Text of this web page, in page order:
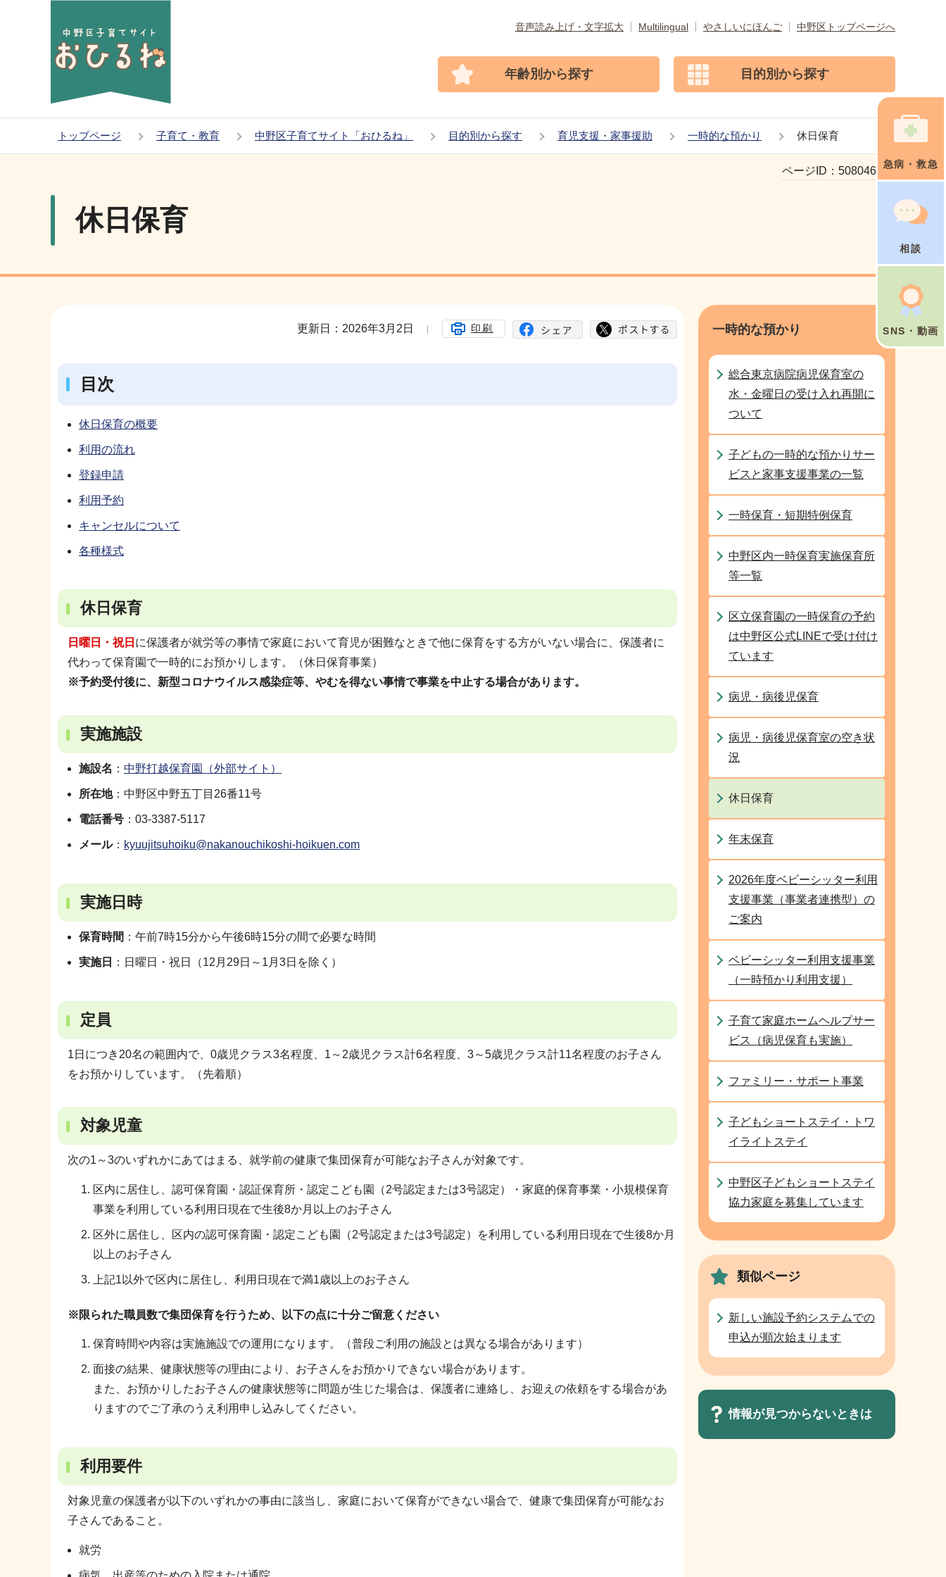
音声読み上げ・文字拡大 Multilingual やさしいにほんご 中野区トップページへ
年齢別から探す 目的別から探す
急病・救急
相談
SNS・動画
トップページ 子育て・教育 中野区子育てサイト「おひるね」 目的別から探す 育児支援・家事援助 一時的な預かり 休日保育
休日保育
ページID： 508046288
更新日：2026年3月2日 印刷
目次
休日保育の概要
利用の流れ
登録申請
利用予約
キャンセルについて
各種様式
休日保育
日曜日・祝日 に保護者が就労等の事情で家庭において育児が困難なときで他に保育をする方がいない場合に、保護者に
代わって保育園で一時的にお預かりします。（休日保育事業）
※予約受付後に、新型コロナウイルス感染症等、やむを得ない事情で事業を中止する場合があります。
実施施設
施設名 ： 中野打越保育園（外部サイト）
所在地：中野区中野五丁目26番11号
電話番号 ：03-3387-5117
メール： kyuujitsuhoiku@nakanouchikoshi-hoikuen.com
実施日時
保育時間 ：午前7時15分から午後6時15分の間で必要な時間
実施日 ：日曜日・祝日（12月29日～1月3日を除く）
定員
1日につき20名の範囲内で、0歳児クラス3名程度、1～2歳児クラス計6名程度、3～5歳児クラス計11名程度のお子さん
をお預かりしています。（先着順）
対象児童
次の1～3のいずれかにあてはまる、就学前の健康で集団保育が可能なお子さんが対象です。
区内に居住し、認可保育園・認証保育所・認定こども園（2号認定または3号認定）・家庭的保育事業・小規模保育
事業を利用している利用日現在で生後8か月以上のお子さん
区外に居住し、区内の認可保育園・認定こども園（2号認定または3号認定）を利用している利用日現在で生後8か月
以上のお子さん
上記1以外で区内に居住し、利用日現在で満1歳以上のお子さん
※限られた職員数で集団保育を行うため、以下の点に十分ご留意ください
保育時間や内容は実施施設での運用になります。（普段ご利用の施設とは異なる場合があります）
面接の結果、健康状態等の理由により、お子さんをお預かりできない場合があります。
また、お預かりしたお子さんの健康状態等に問題が生じた場合は、保護者に連絡し、お迎えの依頼をする場合があ
りますのでご了承のうえ利用申し込みしてください。
利用要件
対象児童の保護者が以下のいずれかの事由に該当し、家庭において保育ができない場合で、健康で集団保育が可能なお
子さんであること。
就労
一時的な預かり
総合東京病院病児保育室の
水・金曜日の受け入れ再開に
ついて
子どもの一時的な預かりサー
ビスと家事支援事業の一覧
一時保育・短期特例保育
中野区内一時保育実施保育所
等一覧
区立保育園の一時保育の予約
は中野区公式LINEで受け付け
ています
病児・病後児保育
病児・病後児保育室の空き状
況
休日保育
年末保育
2026年度ベビーシッター利用
支援事業（事業者連携型）の
ご案内
ベビーシッター利用支援事業
（一時預かり利用支援）
子育て家庭ホームヘルプサー
ビス（病児保育も実施）
ファミリー・サポート事業
子どもショートステイ・トワ
イライトステイ
中野区子どもショートステイ
協力家庭を募集しています
類似ページ
新しい施設予約システムでの
申込が順次始まります
情報が見つからないときは